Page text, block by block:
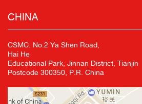
CHINA
CSMC. No.2 Ya Shen Road,
Hai He
Educational Park, Jinnan District, Tianjin
Postcode 300350, P.R. China